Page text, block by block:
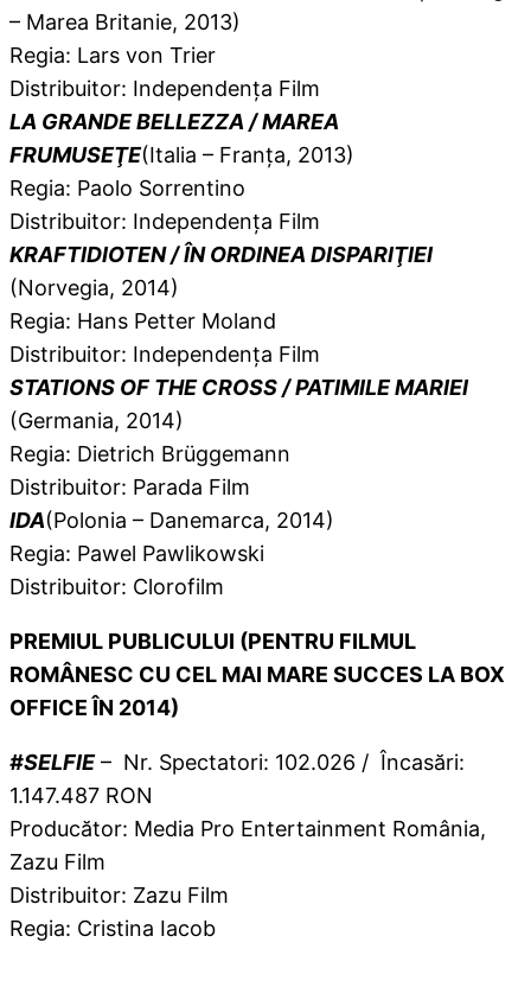
– Marea Britanie, 2013)
Regia: Lars von Trier
Distribuitor: Independența Film
LA GRANDE BELLEZZA / MAREA
FRUMUSEŢE(Italia – Franța, 2013)
Regia: Paolo Sorrentino
Distribuitor: Independența Film
KRAFTIDIOTEN / ÎN ORDINEA DISPARIŢIEI
(Norvegia, 2014)
Regia: Hans Petter Moland
Distribuitor: Independența Film
STATIONS OF THE CROSS / PATIMILE MARIEI
(Germania, 2014)
Regia: Dietrich Brüggemann
Distribuitor: Parada Film
IDA(Polonia – Danemarca, 2014)
Regia: Pawel Pawlikowski
Distribuitor: Clorofilm
PREMIUL PUBLICULUI (PENTRU FILMUL
ROMÂNESC CU CEL MAI MARE SUCCES LA BOX
OFFICE ÎN 2014)
#SELFIE– Nr. Spectatori: 102.026 / Încasări:
1.147.487 RON
Producător: Media Pro Entertainment România,
Zazu Film
Distribuitor: Zazu Film
Regia: Cristina Iacob